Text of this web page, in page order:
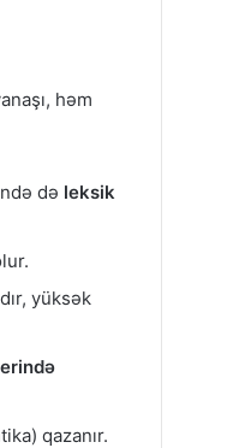
həm
də leksik
yüksək
qazanır.